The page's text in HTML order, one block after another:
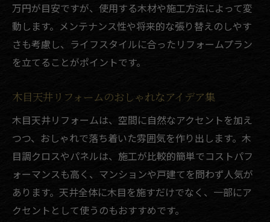
万円が目安ですが、使用する木材や施工方法によって変
動します。メンテナンス性や将来的な張り替えのしやす
さも考慮し、ライフスタイルに合ったリフォームプラン
を立てることがポイントです。
木目天井リフォームのおしゃれなアイデア集
木目天井リフォームは、空間に自然なアクセントを加え
つつ、おしゃれで落ち着いた雰囲気を作り出します。木
目調クロスやパネルは、施工が比較的簡単でコストパフ
ォーマンスも高く、マンションや戸建てを問わず人気が
あります。天井全体に木目を施すだけでなく、一部にア
クセントとして使うのもおすすめです。